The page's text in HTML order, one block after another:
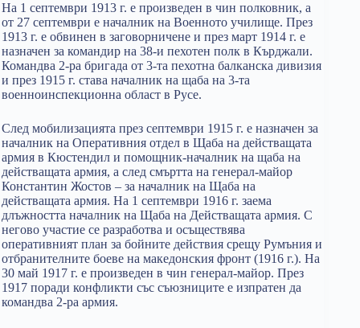
На 1 септември 1913 г. е произведен в чин полковник, а
от 27 септември е началник на Военното училище. През
1913 г. е обвинен в заговорничене и през март 1914 г. е
назначен за командир на 38-и пехотен полк в Кърджали.
Командва 2-ра бригада от 3-та пехотна балканска дивизия
и през 1915 г. става началник на щаба на 3-та
военноинспекционна област в Русе.
След мобилизацията през септември 1915 г. е назначен за
началник на Оперативния отдел в Щаба на действащата
армия в Кюстендил и помощник-началник на щаба на
действащата армия, а след смъртта на генерал-майор
Константин Жостов – за началник на Щаба на
действащата армия. На 1 септември 1916 г. заема
длъжността началник на Щаба на Действащата армия. С
негово участие се разработва и осъществява
оперативният план за бойните действия срещу Румъния и
отбранителните боеве на македонския фронт (1916 г.). На
30 май 1917 г. е произведен в чин генерал-майор. През
1917 поради конфликти със съюзниците е изпратен да
командва 2-ра армия.